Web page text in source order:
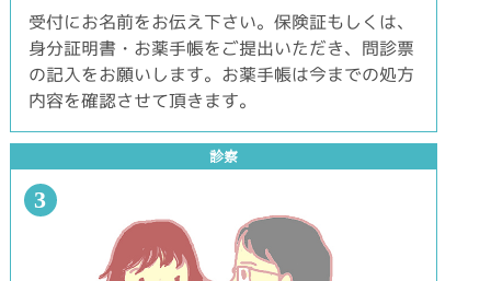
受付にお名前をお伝え下さい。保険証もしくは、
身分証明書・お薬手帳をご提出いただき、問診票
の記入をお願いします。お薬手帳は今までの処方
内容を確認させて頂きます。
診察
3